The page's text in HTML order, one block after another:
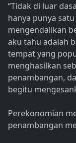
“Tidak di luar
hanya punya
mengendalikan
aku tahu adalah
tempat yang
menghasilkan
penambangan,
begitu
Perekonomian
penambangan